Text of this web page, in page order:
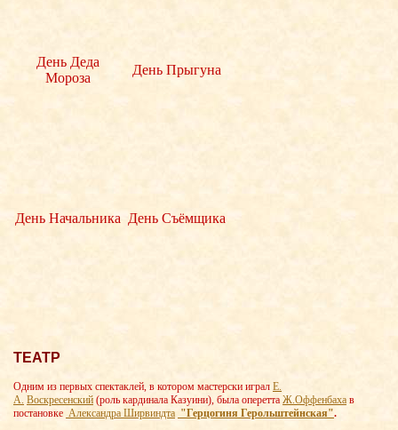
День Деда
Мороза
День Прыгуна
День Начальника День Съёмщика
ТЕАТР
Одним из первых спектаклей, в котором мастерски играл Е.
А. Воскресенский (роль кардинала Казуини), была оперетта Ж.Оффенбаха в
постановке Александра Ширвиндта "Герцогиня Герольштейнская".